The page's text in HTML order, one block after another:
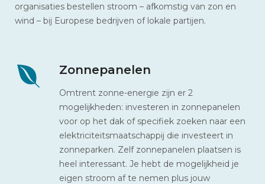
organisaties bestellen stroom – afkomstig van zon en
wind – bij Europese bedrijven of lokale partijen.
Zonnepanelen
Omtrent zonne-energie zijn er 2
mogelijkheden: investeren in zonnepanelen
voor op het dak of specifiek zoeken naar een
elektriciteitsmaatschappij die investeert in
zonneparken. Zelf zonnepanelen plaatsen is
heel interessant. Je hebt de mogelijkheid je
eigen stroom af te nemen plus jouw